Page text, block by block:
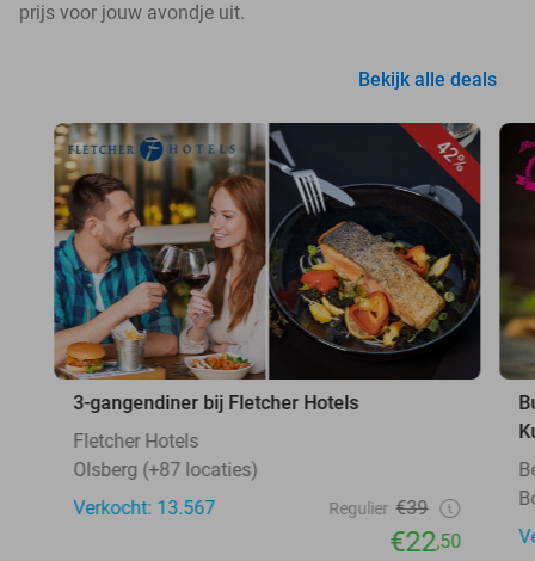
prijs voor jouw avondje uit.
Bekijk alle deals
42%
3-gangendiner bij Fletcher Hotels
Fletcher Hotels
Olsberg (+87 locaties)
Verkocht: 13.567
Regulier €39
€22,50